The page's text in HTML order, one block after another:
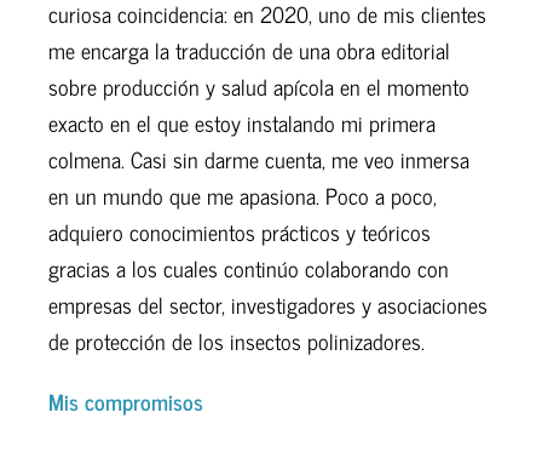
curiosa coincidencia: en 2020, uno de mis clientes
me encarga la traducción de una obra editorial
sobre producción y salud apícola en el momento
exacto en el que estoy instalando mi primera
colmena. Casi sin darme cuenta, me veo inmersa
en un mundo que me apasiona. Poco a poco,
adquiero conocimientos prácticos y teóricos
gracias a los cuales continúo colaborando con
empresas del sector, investigadores y asociaciones
de protección de los insectos polinizadores.
Mis compromisos